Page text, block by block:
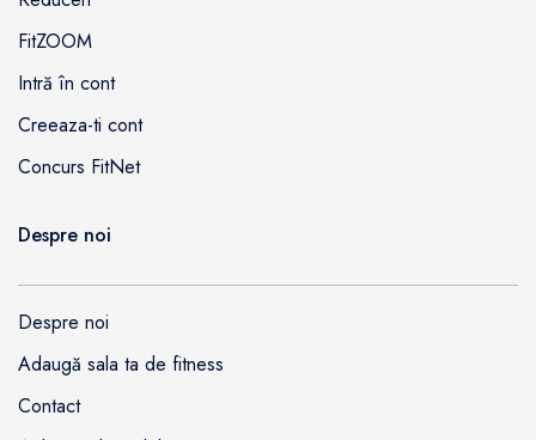
FitZOOM
Intră în cont
Creeaza-ti cont
Concurs FitNet
Despre noi
Despre noi
Adaugă sala ta de fitness
Contact